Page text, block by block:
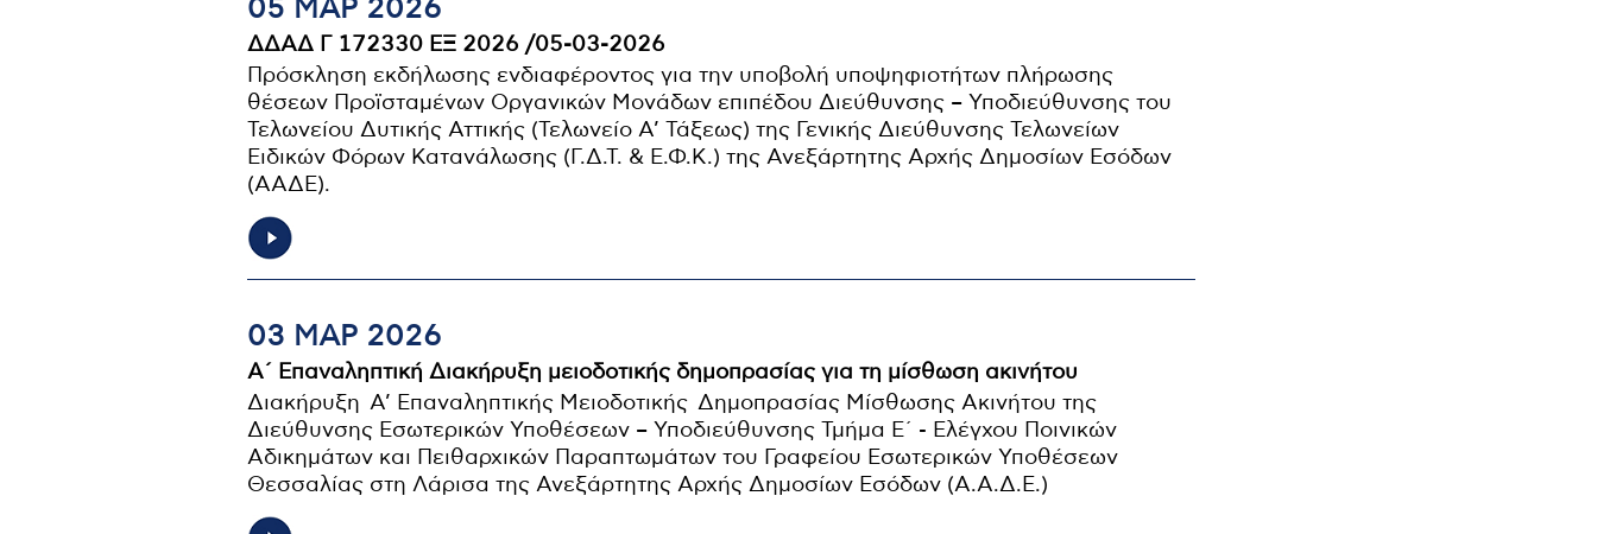
05 ΜΑΡ 2026
ΔΔΑΔ Γ 172330 ΕΞ 2026 /05-03-2026
Πρόσκληση εκδήλωσης ενδιαφέροντος για την υποβολή υποψηφιοτήτων πλήρωσης
θέσεων Προϊσταμένων Οργανικών Μονάδων επιπέδου Διεύθυνσης – Υποδιεύθυνσης του
Τελωνείου Δυτικής Αττικής (Τελωνείο Α’ Τάξεως) της Γενικής Διεύθυνσης Τελωνείων
Ειδικών Φόρων Κατανάλωσης (Γ.Δ.Τ. & Ε.Φ.Κ.) της Ανεξάρτητης Αρχής Δημοσίων Εσόδων
(ΑΑΔΕ).
03 ΜΑΡ 2026
Α΄ Επαναληπτική Διακήρυξη μειοδοτικής δημοπρασίας για τη μίσθωση ακινήτου
Διακήρυξη Α’ Επαναληπτικής Μειοδοτικής Δημοπρασίας Μίσθωσης Ακινήτου της
Διεύθυνσης Εσωτερικών Υποθέσεων – Υποδιεύθυνσης Τμήμα Ε΄ - Ελέγχου Ποινικών
Αδικημάτων και Πειθαρχικών Παραπτωμάτων του Γραφείου Εσωτερικών Υποθέσεων
Θεσσαλίας στη Λάρισα της Ανεξάρτητης Αρχής Δημοσίων Εσόδων (Α.Α.Δ.Ε.)